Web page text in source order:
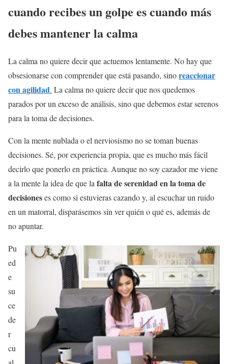
cuando recibes un golpe es cuando más
debes mantener la calma
La calma no quiere decir que actuemos lentamente. No hay que
obsesionarse con comprender que está pasando, sinoreaccionar
con agilidad. La calma no quiere decir que nos quedemos
parados por un exceso de análisis, sino que debemos estar serenos
para la toma de decisiones.
Con la mente nublada o el nerviosismo no se toman buenas
decisiones. Sé, por experiencia propia, que es mucho más fácil
decirlo que ponerlo en práctica. Aunque no soy cazador me viene
a la mente la idea de que la falta de serenidad en la toma de
decisioneses como si estuvieras cazando y, al escuchar un ruido
en un matorral, disparásemos sin ver quién o qué es, además de
no apuntar.
Pu
ed
e
su
ce
de
r
cu